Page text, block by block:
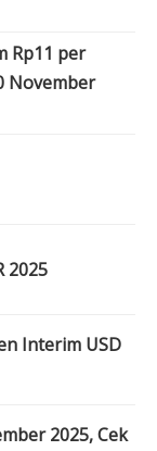
Rp11 per
November
2025
Interim USD
2025, Cek